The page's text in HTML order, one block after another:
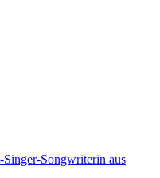
Songwriterin aus